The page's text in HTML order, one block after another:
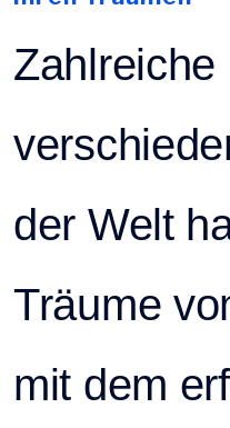
Zahlreiche
der Welt
Träume
mit dem